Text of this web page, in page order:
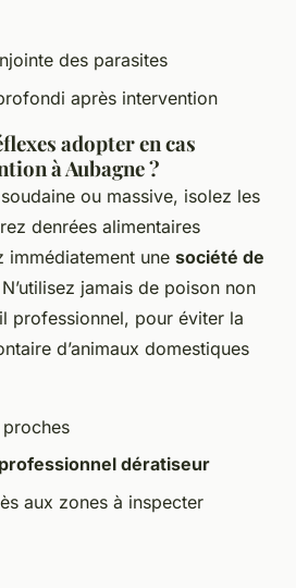
des parasites
après intervention
adopter en cas
à Aubagne ?
ou massive, isolez les
denrées alimentaires
une société de
jamais de poison non
professionnel, pour éviter la
d’animaux domestiques
professionnel dératiseur
aux zones à inspecter